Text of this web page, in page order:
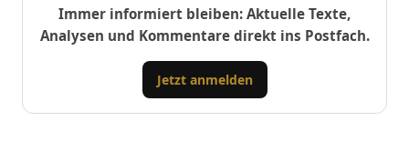
Immer informiert bleiben: Aktuelle Texte,
Analysen und Kommentare direkt ins Postfach.
Jetzt anmelden